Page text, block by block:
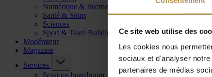
Ce site web utilise des
Les cookies nous
sociaux et d'analyser
partenaires de médias
Numérique & Internet
Santé & Soins
Sciences
Sport & Team Building
Modérateur
Magazine
Services
Sessions boardroom